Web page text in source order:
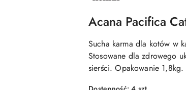
ACANA
Acana Pacifica
Sucha karma dla kotów w
Stosowane dla zdrowego
sierści. Opakowanie 1,8kg.